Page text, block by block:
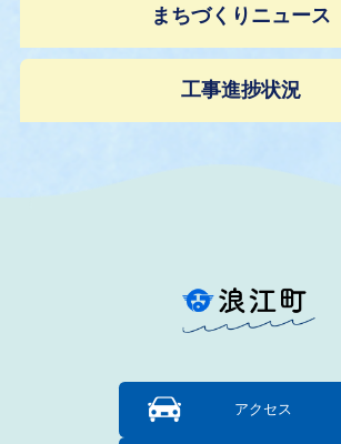
まちづくりニュース
工事進捗状況
アクセス